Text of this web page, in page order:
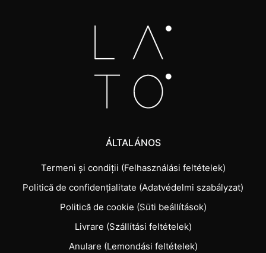
ÁLTALÁNOS
Termeni și condiții (Felhasználási feltételek)
Politică de confidențialitate (Adatvédelmi szabályzat)
Politică de cookie (Süti beállítások)
Livrare (Szállítási feltételek)
Anulare (Lemondási feltételek)